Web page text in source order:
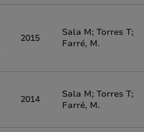
2015
Sala M; Torres T;
Farré, M.
2014
Sala M; Torres T;
Farré, M.